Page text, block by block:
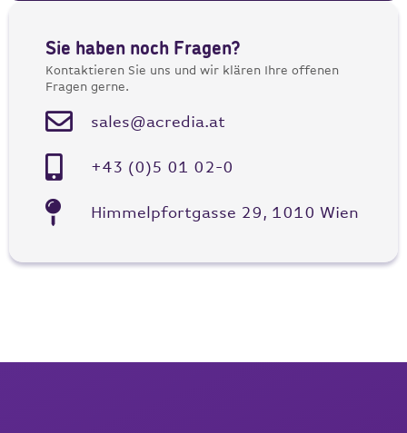
Sie haben noch Fragen?
Kontaktieren Sie uns und wir klären Ihre offenen
Fragen gerne.
sales@acredia.at
+43 (0)5 01 02-0
Himmelpfortgasse 29, 1010 Wien